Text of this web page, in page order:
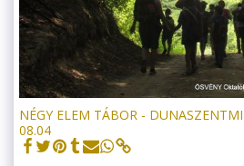
NÉGY ELEM TÁBOR -
08.04